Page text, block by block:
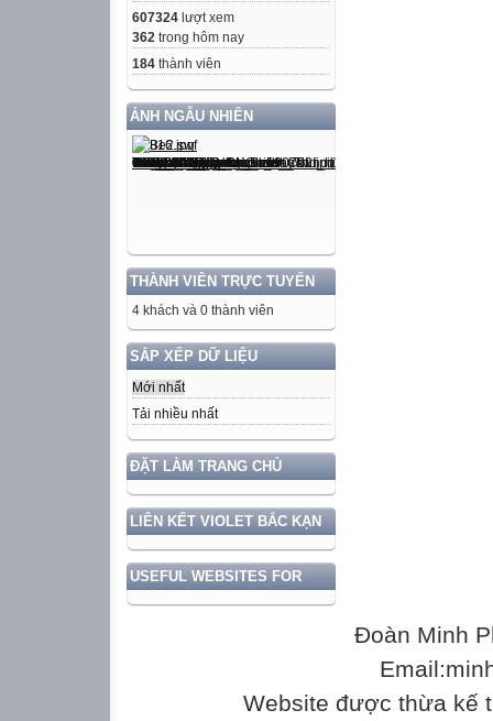
607324 lượt xem
362 trong hôm nay
184 thành viên
ẢNH NGẪU NHIÊN
THÀNH VIÊN TRỰC TUYẾN
4 khách và 0 thành viên
SẮP XẾP DỮ LIỆU
Mới nhất
Tải nhiều nhất
ĐẶT LÀM TRANG CHỦ
LIÊN KẾT VIOLET BẮC KẠN
USEFUL WEBSITES FOR
4,65
4,98
Đoàn Minh
Website được thừa kế